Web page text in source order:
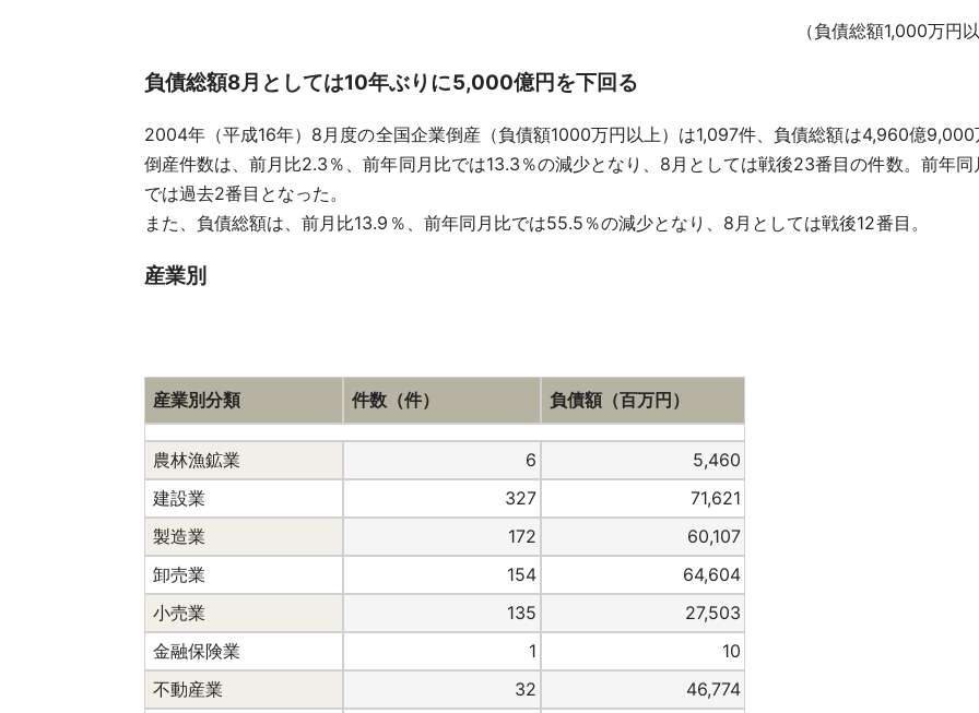
（負債総額1,000万円
負債総額8月としては10年ぶりに5,000億円を下回る
2004年（平成16年）8月度の全国企業倒産（負債額1000万円以上）は1,097件、負債総額は4,960億9,000
倒産件数は、前月比2.3％、前年同月比では13.3％の減少となり、8月としては戦後23番目の件数。前年
では過去2番目となった。
また、負債総額は、前月比13.9％、前年同月比では55.5％の減少となり、8月としては戦後12番目。
産業別
産業別分類 件数（件） 負債額（百万円）
農林漁鉱業 6
5,460
建設業
327
71,621
製造業
172
60,107
卸売業
154
64,604
小売業
135
27,503
金融保険業
1
10
不動産業
32
46,774